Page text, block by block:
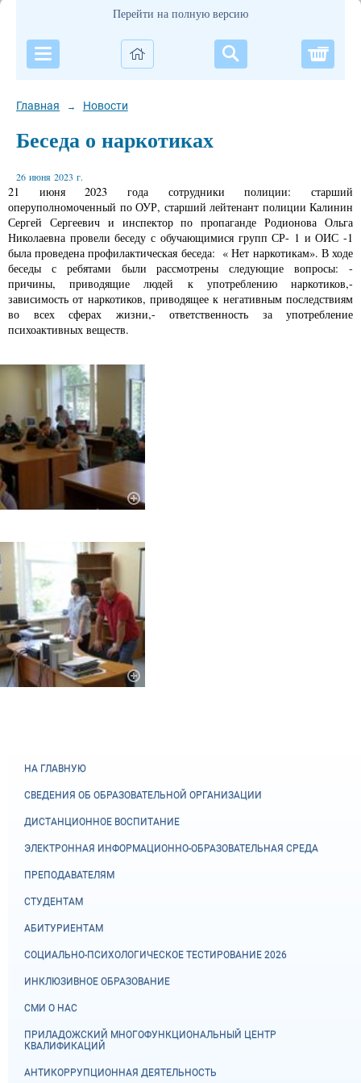
Перейти на полную версию
Главная → Новости
Беседа о наркотиках
26 июня 2023 г.
21 июня 2023 года сотрудники полиции: старший
оперуполномоченный по ОУР, старший лейтенант полиции Калинин
Сергей Сергеевич и инспектор по пропаганде Родионова Ольга
Николаевна провели беседу с обучающимися групп СР- 1 и ОИС -1
была проведена профилактическая беседа: « Нет наркотикам». В ходе
беседы с ребятами были рассмотрены следующие вопросы: -
причины, приводящие людей к употреблению наркотиков,-
зависимость от наркотиков, приводящее к негативным последствиям
во всех сферах жизни,- ответственность за употребление
психоактивных веществ.
НА ГЛАВНУЮ
СВЕДЕНИЯ ОБ ОБРАЗОВАТЕЛЬНОЙ ОРГАНИЗАЦИИ
ДИСТАНЦИОННОЕ ВОСПИТАНИЕ
ЭЛЕКТРОННАЯ ИНФОРМАЦИОННО-ОБРАЗОВАТЕЛЬНАЯ СРЕДА
ПРЕПОДАВАТЕЛЯМ
СТУДЕНТАМ
АБИТУРИЕНТАМ
СОЦИАЛЬНО-ПСИХОЛОГИЧЕСКОЕ ТЕСТИРОВАНИЕ 2026
ИНКЛЮЗИВНОЕ ОБРАЗОВАНИЕ
СМИ О НАС
ПРИЛАДОЖСКИЙ МНОГОФУНКЦИОНАЛЬНЫЙ ЦЕНТР
КВАЛИФИКАЦИЙ
АНТИКОРРУПЦИОННАЯ ДЕЯТЕЛЬНОСТЬ